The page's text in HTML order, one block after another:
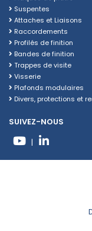
Suspentes
Attaches et Liaisons
Raccordements
Profilés de finition
Bandes de finition
Trappes de visite
Visserie
Plafonds modulaires
Divers, protections et
SUIVEZ-NOUS
|